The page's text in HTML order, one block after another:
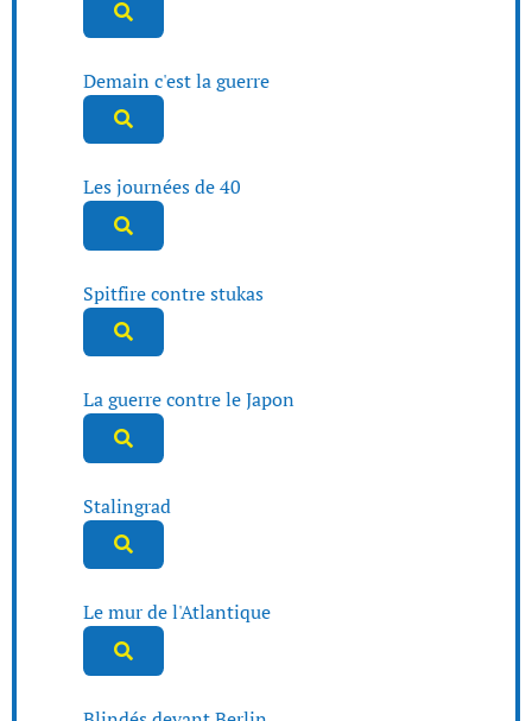
Demain c'est la guerre
Les journées de 40
Spitfire contre stukas
La guerre contre le Japon
Stalingrad
Le mur de l'Atlantique